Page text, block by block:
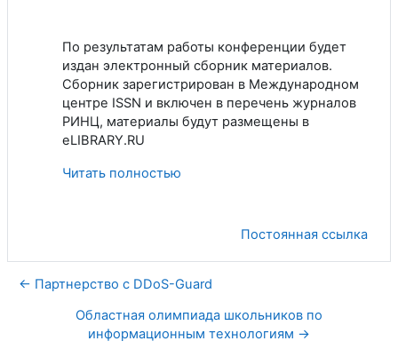
По результатам работы конференции будет
издан электронный сборник материалов.
Сборник зарегистрирован в Международном
центре ISSN и включен в перечень журналов
РИНЦ, материалы будут размещены в
eLIBRARY.RU
Читать полностью
Постоянная ссылка
← Партнерство с DDoS-Guard
Областная олимпиада школьников по
информационным технологиям →